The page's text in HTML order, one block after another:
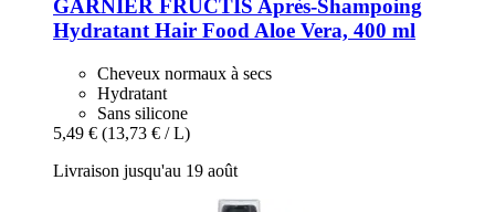
GARNIER FRUCTIS Après-​Shampoing
Hydratant Hair Food Aloe Vera, 400 ml
Cheveux normaux à secs
Hydratant
Sans silicone
5,49 € (13,73 € / L)
Livraison jusqu'au 19 août